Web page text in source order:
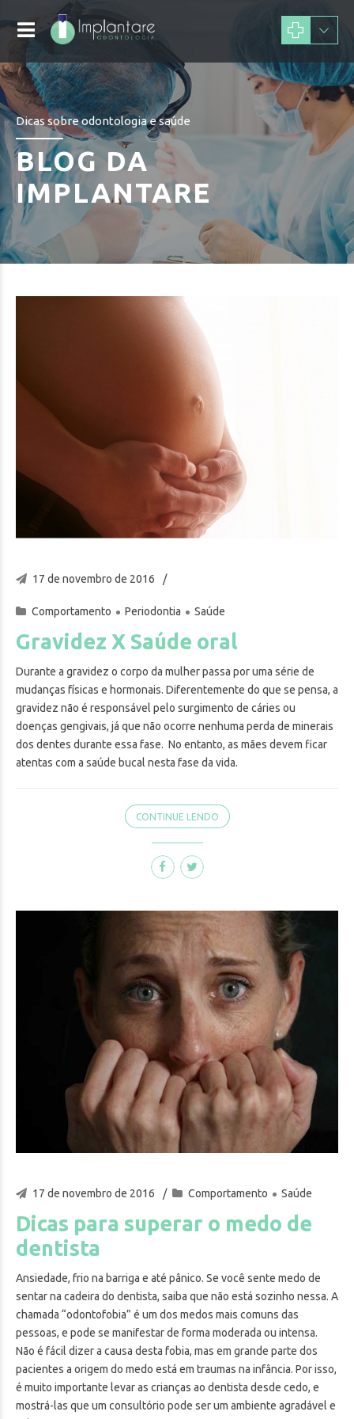
Dicas sobre odontologia e saúde
BLOG DA
IMPLANTARE
17 de novembro de 2016
Comportamento Periodontia Saúde
Gravidez X Saúde oral
Durante a gravidez o corpo da mulher passa por uma série de
mudanças físicas e hormonais. Diferentemente do que se pensa, a
gravidez não é responsável pelo surgimento de cáries ou
doenças gengivais, já que não ocorre nenhuma perda de minerais
dos dentes durante essa fase. No entanto, as mães devem ficar
atentas com a saúde bucal nesta fase da vida.
CONTINUE LENDO
17 de novembro de 2016 Comportamento Saúde
Dicas para superar o medo de
dentista
Ansiedade, frio na barriga e até pânico. Se você sente medo de
sentar na cadeira do dentista, saiba que não está sozinho nessa. A
chamada “odontofobia” é um dos medos mais comuns das
pessoas, e pode se manifestar de forma moderada ou intensa.
Não é fácil dizer a causa desta fobia, mas em grande parte dos
pacientes a origem do medo está em traumas na infância. Por isso,
é muito importante levar as crianças ao dentista desde cedo, e
mostrá-las que um consultório pode ser um ambiente agradável e